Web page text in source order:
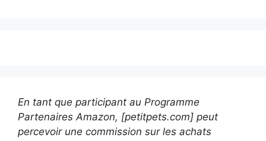
En tant que participant au Programme
Partenaires Amazon, [petitpets.com] peut
percevoir une commission sur les achats